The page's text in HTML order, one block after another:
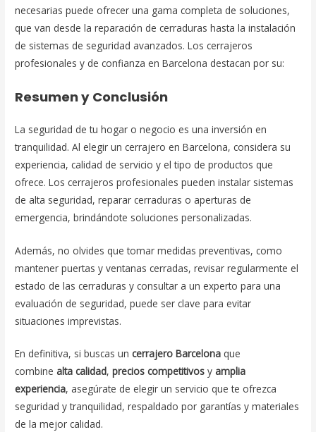
necesarias puede ofrecer una gama completa de soluciones,
que van desde la reparación de cerraduras hasta la instalación
de sistemas de seguridad avanzados. Los cerrajeros
profesionales y de confianza en Barcelona destacan por su:
Resumen y Conclusión
La seguridad de tu hogar o negocio es una inversión en
tranquilidad. Al elegir un cerrajero en Barcelona, considera su
experiencia, calidad de servicio y el tipo de productos que
ofrece. Los cerrajeros profesionales pueden instalar sistemas
de alta seguridad, reparar cerraduras o aperturas de
emergencia, brindándote soluciones personalizadas.
Además, no olvides que tomar medidas preventivas, como
mantener puertas y ventanas cerradas, revisar regularmente el
estado de las cerraduras y consultar a un experto para una
evaluación de seguridad, puede ser clave para evitar
situaciones imprevistas.
En definitiva, si buscas uncerrajero Barcelona que
combinealta calidad,precios competitivos yamplia
experiencia, asegúrate de elegir un servicio que te ofrezca
seguridad y tranquilidad, respaldado por garantías y materiales
de la mejor calidad.